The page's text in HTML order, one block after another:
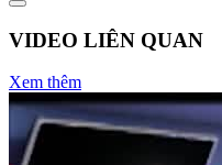
VIDEO LIÊN QUAN
Xem thêm